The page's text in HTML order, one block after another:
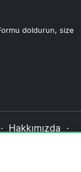
doldurun, size
Hakkımızda ·